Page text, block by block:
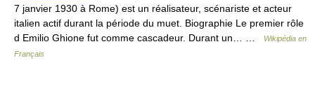
7 janvier 1930 à Rome) est un réalisateur, scénariste et acteur
italien actif durant la période du muet. Biographie Le premier rôle
d Emilio Ghione fut comme cascadeur. Durant un… …
Wikipédia en
Français